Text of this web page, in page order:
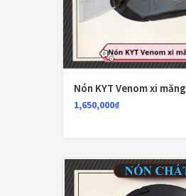
Nón KYT Venom xi măng
1,650,000₫